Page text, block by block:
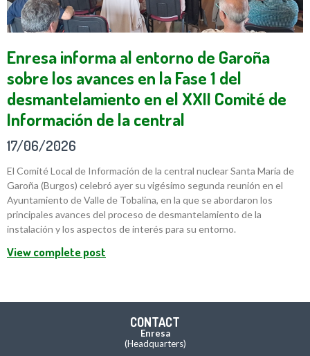
Enresa informa al entorno de Garoña
sobre los avances en la Fase 1 del
desmantelamiento en el XXII Comité de
Información de la central
17/06/2026
El Comité Local de Información de la central nuclear Santa María de
Garoña (Burgos) celebró ayer su vigésimo segunda reunión en el
Ayuntamiento de Valle de Tobalina, en la que se abordaron los
principales avances del proceso de desmantelamiento de la
instalación y los aspectos de interés para su entorno.
View complete post
CONTACT
Enresa
(Headquarters)